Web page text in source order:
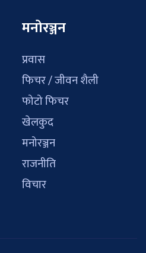
मनोरञ्जन
प्रवास
फिचर / जीवन शैली
फोटो फिचर
खेलकुद
मनोरञ्जन
राजनीति
विचार